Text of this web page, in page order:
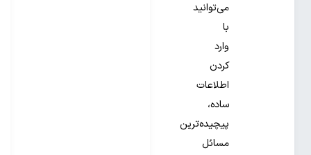
می‌توانید
با
وارد
کردن
اطلاعات
ساده،
پیچیده‌ترین
مسائل